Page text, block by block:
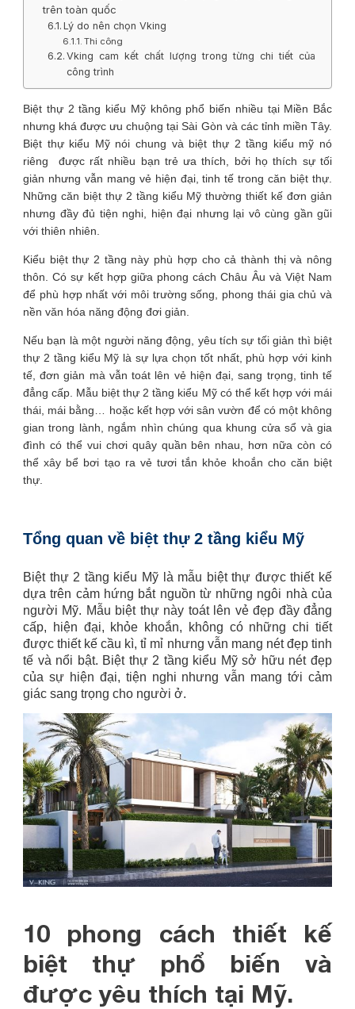
trên toàn quốc
Lý do nên chọn Vking
Thi công
Vking cam kết chất lượng trong từng chi tiết của
công trình
Biệt thự 2 tầng kiểu Mỹ không phổ biến nhiều tại Miền Bắc
nhưng khá được ưu chuộng tại Sài Gòn và các tỉnh miền Tây.
Biệt thự kiểu Mỹ nói chung và biệt thự 2 tầng kiểu mỹ nó
riêng được rất nhiều bạn trẻ ưa thích, bởi họ thích sự tối
giản nhưng vẫn mang vẻ hiện đại, tinh tế trong căn biệt thự.
Những căn biệt thự 2 tầng kiểu Mỹ thường thiết kế đơn giản
nhưng đầy đủ tiện nghi, hiện đại nhưng lại vô cùng gần gũi
với thiên nhiên.
Kiểu biệt thự 2 tầng này phù hợp cho cả thành thị và nông
thôn. Có sự kết hợp giữa phong cách Châu Âu và Việt Nam
để phù hợp nhất với môi trường sống, phong thái gia chủ và
nền văn hóa năng động đơi giản.
Nếu bạn là một người năng động, yêu tích sự tối giản thì biệt
thự 2 tầng kiểu Mỹ là sự lựa chọn tốt nhất, phù hợp với kinh
tế, đơn giản mà vẫn toát lên vẻ hiện đại, sang trọng, tinh tế
đẳng cấp. Mẫu biệt thự 2 tầng kiểu Mỹ có thể kết hợp với mái
thái, mái bằng… hoặc kết hợp với sân vườn để có một không
gian trong lành, ngắm nhìn chúng qua khung cửa sổ và gia
đình có thể vui chơi quây quần bên nhau, hơn nữa còn có
thể xây bể bơi tạo ra vẻ tươi tắn khỏe khoắn cho căn biệt
thự.
Tổng quan về biệt thự 2 tầng kiểu Mỹ
Biệt thự 2 tầng kiểu Mỹ là mẫu biệt thự được thiết kế
dựa trên cảm hứng bắt nguồn từ những ngôi nhà của
người Mỹ. Mẫu biệt thự này toát lên vẻ đẹp đầy đẳng
cấp, hiện đại, khỏe khoắn, không có những chi tiết
được thiết kế cầu kì, tỉ mỉ nhưng vẫn mang nét đẹp tinh
tế và nổi bật. Biệt thự 2 tầng kiểu Mỹ sở hữu nét đẹp
của sự hiện đại, tiện nghi nhưng vẫn mang tới cảm
giác sang trọng cho người ở.
10 phong cách thiết kế
biệt thự phổ biến và
được yêu thích tại Mỹ.